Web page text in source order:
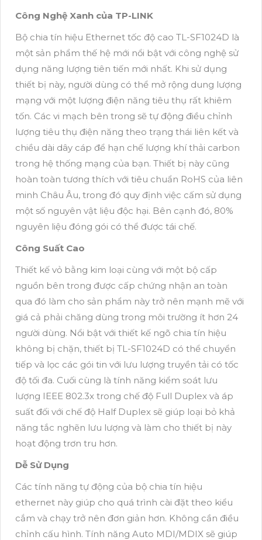
Công Nghệ Xanh của TP-LINK
Bộ chia tín hiệu Ethernet tốc độ cao TL-SF1024D là
một sản phẩm thế hệ mới nổi bật với công nghệ sử
dụng năng lượng tiên tiến mới nhất. Khi sử dụng
thiết bị này, người dùng có thể mở rộng dung lượng
mạng với một lượng điện năng tiêu thụ rất khiêm
tốn. Các vi mạch bên trong sẽ tự động điều chỉnh
lượng tiêu thụ điện năng theo trạng thái liên kết và
chiều dài dây cáp để hạn chế lượng khí thải carbon
trong hệ thống mạng của bạn. Thiết bị này cũng
hoàn toàn tương thích với tiêu chuẩn RoHS của liên
minh Châu Âu, trong đó quy định việc cấm sử dụng
một số nguyên vật liệu độc hại. Bên cạnh đó, 80%
nguyên liệu đóng gói có thể được tái chế.
Công Suất Cao
Thiết kế vỏ bằng kim loại cùng với một bộ cấp
nguồn bên trong được cấp chứng nhận an toàn
qua đó làm cho sản phẩm này trở nên mạnh mẽ với
giá cả phải chăng dùng trong môi trường ít hơn 24
người dùng. Nổi bật với thiết kế ngõ chia tín hiệu
không bị chặn, thiết bị TL-SF1024D có thể chuyển
tiếp và lọc các gói tin với lưu lượng truyền tải có tốc
độ tối đa. Cuối cùng là tính năng kiểm soát lưu
lượng IEEE 802.3x trong chế độ Full Duplex và áp
suất đối với chế độ Half Duplex sẽ giúp loại bỏ khả
năng tắc nghẽn lưu lượng và làm cho thiết bị này
hoạt động trơn tru hơn.
Dễ Sử Dụng
Các tính năng tự động của bộ chia tín hiệu
ethernet này giúp cho quá trình cài đặt theo kiểu
cắm và chạy trở nên đơn giản hơn. Không cần điều
chỉnh cấu hình. Tính năng Auto MDI/MDIX sẽ giúp